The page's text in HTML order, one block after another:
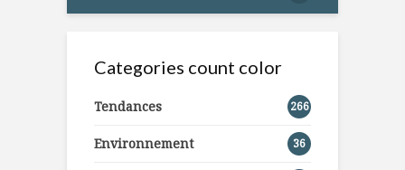
Categories count color
Tendances 266
Environnement 36